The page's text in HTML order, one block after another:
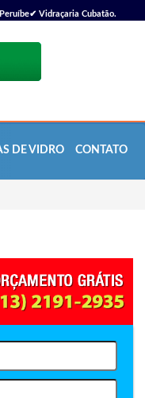
Vidraçaria Cubatão.
DE VIDRO CONTATO